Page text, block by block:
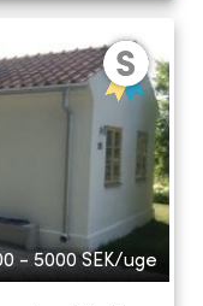
- 5000 SEK/uge